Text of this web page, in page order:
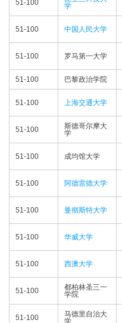
51-100
学
51-100 中国人民大学
51-100 罗马第一大学
51-100 巴黎政治学院
51-100 上海交通大学
51-100
斯德哥尔摩大
学
51-100 成均馆大学
51-100 阿德雷德大学
51-100 曼彻斯特大学
51-100 华威大学
51-100 西澳大学
51-100
都柏林圣三一
学院
51-100
马德里自治大
学